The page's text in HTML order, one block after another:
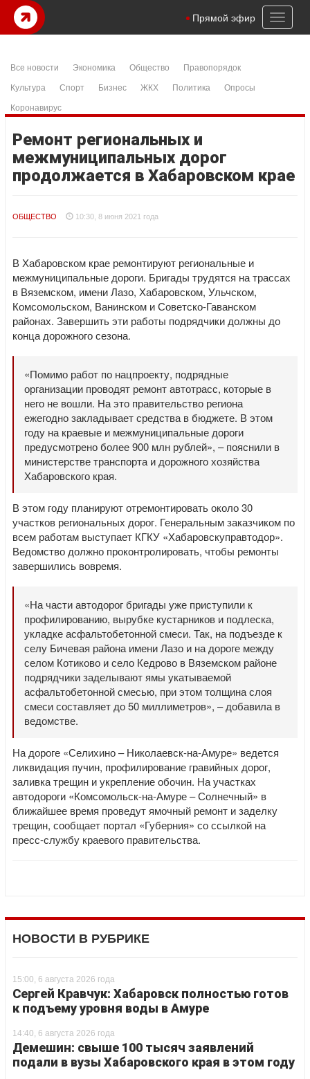
Toggle
Прямой эфир
Все новости Экономика Общество
Правопорядок
Культура
Спорт Бизнес ЖКХ Политика
Опросы
Коронавирус
Ремонт региональных и
межмуниципальных дорог
продолжается в Хабаровском крае
ОБЩЕСТВО 10:30, 8 июня 2021 года
В Хабаровском крае ремонтируют региональные и
межмуниципальные дороги. Бригады трудятся на трассах
в Вяземском, имени Лазо, Хабаровском, Ульчском,
Комсомольском, Ванинском и Советско-Гаванском
районах. Завершить эти работы подрядчики должны до
конца дорожного сезона.
«Помимо работ по нацпроекту, подрядные
организации проводят ремонт автотрасс, которые в
него не вошли. На это правительство региона
ежегодно закладывает средства в бюджете. В этом
году на краевые и межмуниципальные дороги
предусмотрено более 900 млн рублей», – пояснили в
министерстве транспорта и дорожного хозяйства
Хабаровского края.
В этом году планируют отремонтировать около 30
участков региональных дорог. Генеральным заказчиком по
всем работам выступает КГКУ «Хабаровскуправтодор».
Ведомство должно проконтролировать, чтобы ремонты
завершились вовремя.
«На части автодорог бригады уже приступили к
профилированию, вырубке кустарников и подлеска,
укладке асфальтобетонной смеси. Так, на подъезде к
селу Бичевая района имени Лазо и на дороге между
селом Котиково и село Кедрово в Вяземском районе
подрядчики заделывают ямы укатываемой
асфальтобетонной смесью, при этом толщина слоя
смеси составляет до 50 миллиметров», – добавила в
ведомстве.
На дороге «Селихино – Николаевск-на-Амуре» ведется
ликвидация пучин, профилирование гравийных дорог,
заливка трещин и укрепление обочин. На участках
автодороги «Комсомольск-на-Амуре – Солнечный» в
ближайшее время проведут ямочный ремонт и заделку
трещин, сообщает портал «Губерния» со ссылкой на
пресс-службу краевого правительства.
НОВОСТИ В РУБРИКЕ
15:00, 6 августа 2026 года
Сергей Кравчук: Хабаровск полностью готов
к подъему уровня воды в Амуре
14:40, 6 августа 2026 года
Демешин: свыше 100 тысяч заявлений
подали в вузы Хабаровского края в этом году